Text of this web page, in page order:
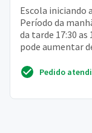
Escola iniciando
Período da
da tarde 17:30 as
pode aumentar
Pedido